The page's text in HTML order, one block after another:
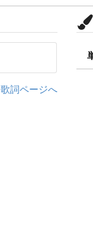
歌詞ページへ